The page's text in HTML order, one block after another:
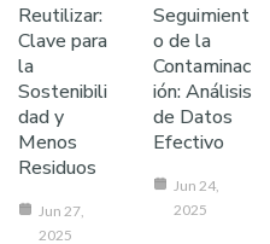
Reutilizar:
Clave para
la
Sostenibili
dad y
Menos
Residuos
Jun 27,
2025
Seguimient
o de la
Contaminac
ión: Análisis
de Datos
Efectivo
Jun 24,
2025